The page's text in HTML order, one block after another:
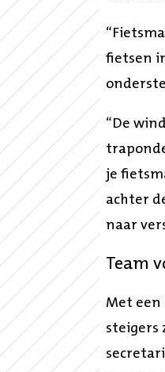
fietsen
“De
je
achter
naar
Team
Met een
steigers